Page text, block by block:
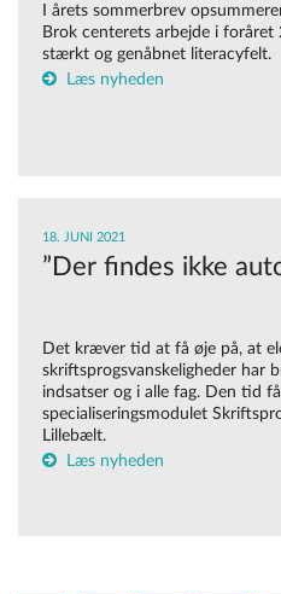
I årets sommerbrev
Brok centerets arbejde i
stærkt og genåbnet literacyfelt.
Læs nyheden
18. JUNI 2021
”Der findes ikke
Det kræver tid at få øje på, at
skriftsprogsvanskeligheder har
indsatser og i alle fag. Den tid
specialiseringsmodulet
Lillebælt.
Læs nyheden